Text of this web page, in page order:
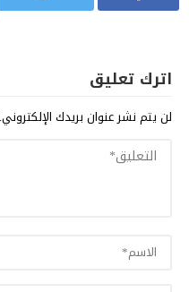
اترك تعليق
لن يتم نشر عنوان بريدك الإلكتروني.